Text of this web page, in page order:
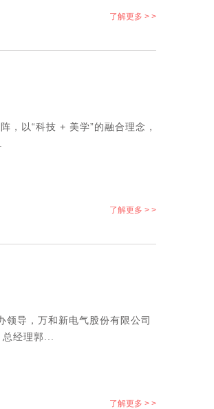
了解更多 > >
，以“科技 + 美学”的融合理念，
了解更多 > >
导，万和新电气股份有限公司
经理郭...
了解更多 > >